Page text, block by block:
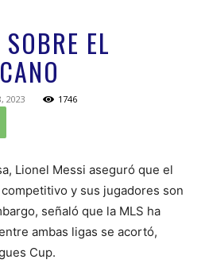
EL
2023 1746
Lionel Messi aseguró que el
y sus jugadores son
señaló que la MLS ha
ambas ligas se acortó,
Cup.